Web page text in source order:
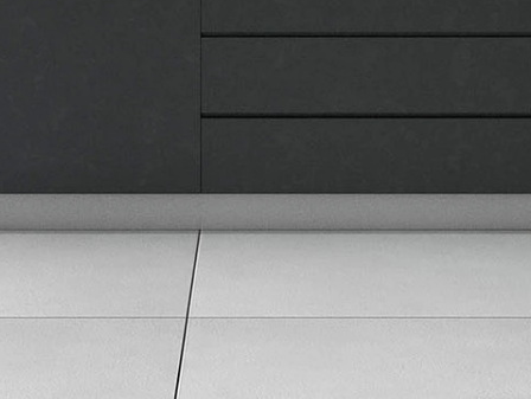
Korisnički servis
Reklamacije i servis